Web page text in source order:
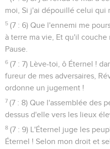
moi, Si j'ai dépouillé celui qui
5 (7 : 6) Que l'ennemi me
à terre ma vie, Et qu'il
Pause.
6 (7 : 7) Lève-toi, ô Éternel !
fureur de mes adversaires,
ordonne un jugement !
7 (7 : 8) Que l'assemblée des
dessus d'elle vers les lieux
8 (7 : 9) L'Éternel juge les
Éternel ! Selon mon droit et